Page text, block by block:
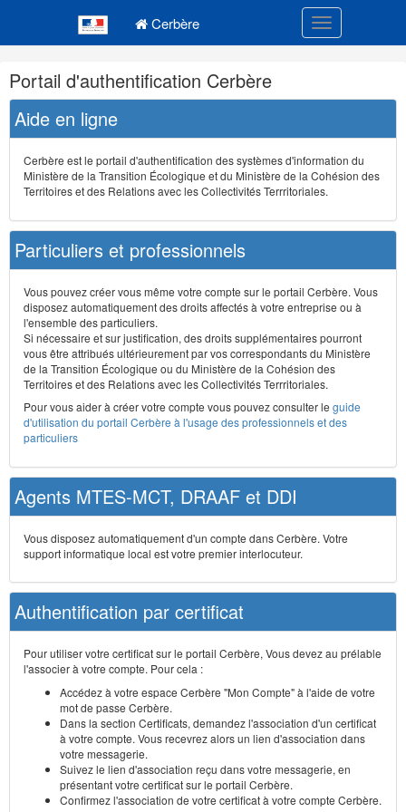
Cerbère Toggle
Navigation
et
outils
annexes
Portail d'authentification Cerbère
Aide en ligne
Cerbère est le portail d'authentification des systèmes d'information du
Ministère de la Transition Écologique et du Ministère de la Cohésion des
Territoires et des Relations avec les Collectivités Terrritoriales.
Particuliers et professionnels
Vous pouvez créer vous même votre compte sur le portail Cerbère. Vous
disposez automatiquement des droits affectés à votre entreprise ou à
l'ensemble des particuliers.
Si nécessaire et sur justification, des droits supplémentaires pourront
vous être attribués ultérieurement par vos correspondants du Ministère
de la Transition Écologique ou du Ministère de la Cohésion des
Territoires et des Relations avec les Collectivités Terrritoriales.
Pour vous aider à créer votre compte vous pouvez consulter le guide
d'utilisation du portail Cerbère à l'usage des professionnels et des
particuliers
Agents MTES-MCT, DRAAF et DDI
Vous disposez automatiquement d'un compte dans Cerbère. Votre
support informatique local est votre premier interlocuteur.
Authentification par certificat
Pour utiliser votre certificat sur le portail Cerbère, Vous devez au prélable
l'associer à votre compte. Pour cela :
Accédez à votre espace Cerbère "Mon Compte" à l'aide de votre
mot de passe Cerbère.
Dans la section Certificats, demandez l'association d'un certificat
à votre compte. Vous recevrez alors un lien d'association dans
votre messagerie.
Suivez le lien d'association reçu dans votre messagerie, en
présentant votre certificat sur le portail Cerbère.
Confirmez l'association de votre certificat à votre compte Cerbère.